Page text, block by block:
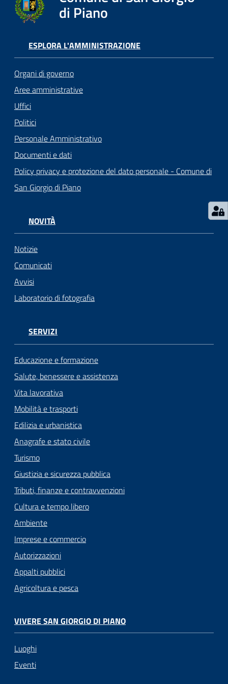
o
n
e
Tutti
gli
argomenti...
di Piano
ESPLORA L'AMMINISTRAZIONE
Organi di governo
Aree amministrative
Uffici
Politici
Personale Amministrativo
Documenti e dati
Policy privacy e protezione del dato personale - Comune di
San Giorgio di Piano
NOVITÀ
Notizie
Comunicati
Avvisi
Laboratorio di fotografia
SERVIZI
Educazione e formazione
Salute, benessere e assistenza
Vita lavorativa
Mobilità e trasporti
Edilizia e urbanistica
Anagrafe e stato civile
Turismo
Giustizia e sicurezza pubblica
Tributi, finanze e contravvenzioni
Cultura e tempo libero
Ambiente
Imprese e commercio
Autorizzazioni
Appalti pubblici
Agricoltura e pesca
VIVERE SAN GIORGIO DI PIANO
Luoghi
Eventi